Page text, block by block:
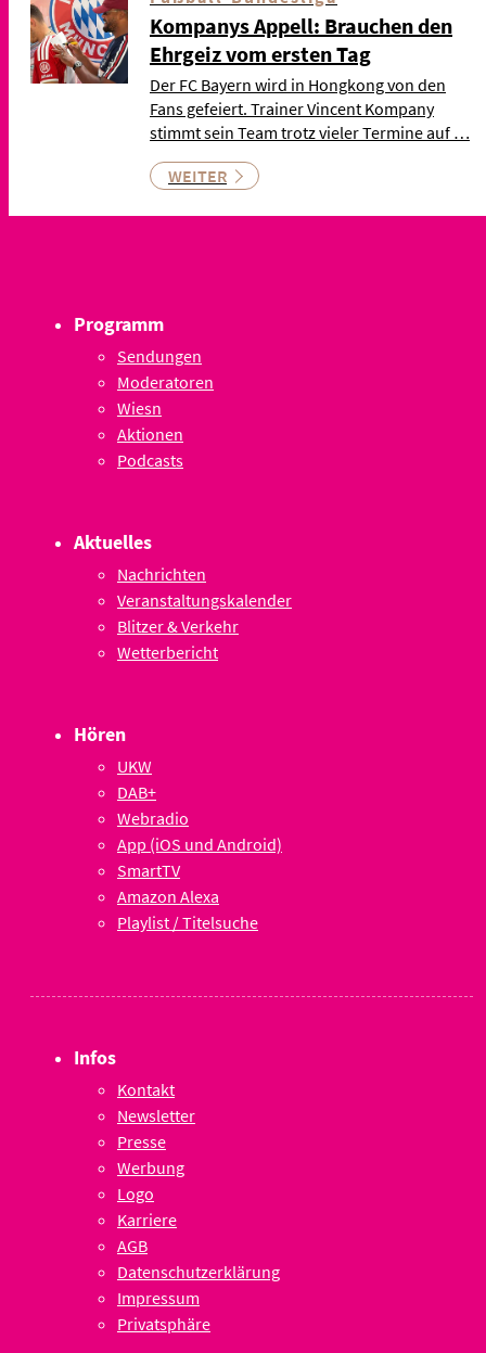
Kompanys Appell: Brauchen den
Ehrgeiz vom ersten Tag
Der FC Bayern wird in Hongkong von den
Fans gefeiert. Trainer Vincent Kompany
stimmt sein Team trotz vieler Termine auf …
WEITER
Programm
Sendungen
Moderatoren
Wiesn
Aktionen
Podcasts
Aktuelles
Nachrichten
Veranstaltungskalender
Blitzer & Verkehr
Wetterbericht
Hören
UKW
DAB+
Webradio
App (iOS und Android)
SmartTV
Amazon Alexa
Playlist / Titelsuche
Infos
Kontakt
Newsletter
Presse
Werbung
Logo
Karriere
AGB
Datenschutzerklärung
Impressum
Privatsphäre